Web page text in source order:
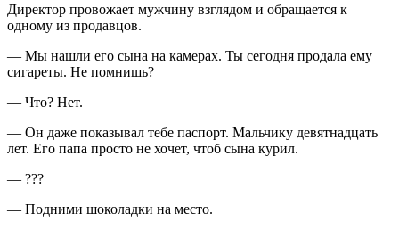
Директор провожает мужчину взглядом и обращается к
одному из продавцов.
— Мы нашли его сына на камерах. Ты сегодня продала ему
сигареты. Не помнишь?
— Что? Нет.
— Он даже показывал тебе паспорт. Мальчику девятнадцать
лет. Его папа просто не хочет, чтоб сына курил.
— ???
— Подними шоколадки на место.